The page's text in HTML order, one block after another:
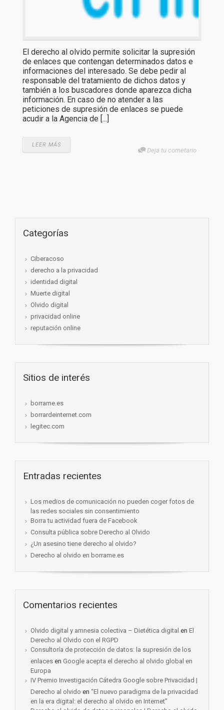
El derecho al olvido permite solicitar la supresión
de enlaces que contengan determinados datos e
informaciones del interesado. Se debe pedir al
responsable del tratamiento de dichos datos y
también a los buscadores donde aparezca dicha
información. En caso de no atender a las
peticiones de supresión de enlaces se puede
acudir a la Agencia de [...]
LEER MÁS
Deja tu cometario
Categorías
Ciberacoso
derecho a la privacidad
identidad digital
Muerte digital
Olvido digital
privacidad online
reputación online
Sitios de interés
borrame.es
borrardeinternet.com
legitec.com
Entradas recientes
Los medios de comunicación no pueden coger fotos de
las redes sociales sin consentimiento
Borra tu actividad fuera de Facebook
Consulta pública sobre Derecho al Olvido
¿Un asesino tiene derecho al olvido?
Derecho al olvido en borrame.es
Comentarios recientes
Olvido digital y amnesia colectiva – Dietética digital en El
Derecho al Olvido con el RGPD
Consultoría de protección de datos: la supresión de los
enlaces en Google acepta el derecho al olvido global en
Europa
IV Premio Investigación Cátedra Google sobre Privacidad |
Derecho al olvido en “El nuevo paradigma de la privacidad
en la era digital: el derecho al olvido en Internet”